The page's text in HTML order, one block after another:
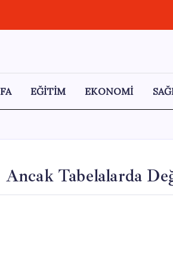
EĞİTİM EKONOMİ
Tabelalarda